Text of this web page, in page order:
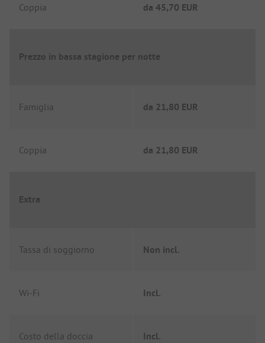
Coppia da 45,70 EUR
Prezzo in bassa stagione per notte
Famiglia da 21,80 EUR
Coppia da 21,80 EUR
Extra
Tassa di soggiorno Non incl.
Wi-Fi Incl.
Costo della doccia Incl.